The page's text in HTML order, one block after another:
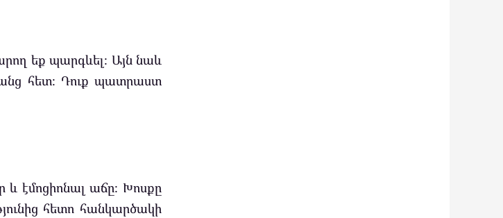
եք պարգևել։ Այն նաև
հետ։ Դուք պատրաստ
և էմոցիոնալ աճը։ Խոսքը
հետո հանկարծակի